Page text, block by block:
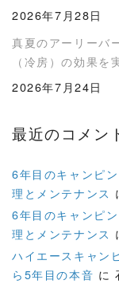
2026年7月28日
真夏のアーリーバ
（冷房）の効果を
2026年7月24日
最近のコメン
6年目のキャンピ
理とメンテナンス
6年目のキャンピ
理とメンテナンス
ハイエースキャン
ら5年目の本音 に